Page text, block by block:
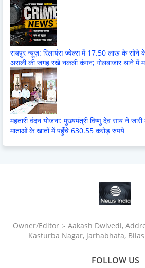
रायपुर न्यूज़: रिलायंस ज्वेल्स में 17.50 लाख के सोने के
असली की जगह रखे नकली कंगन; गोलबाजार थाने में
महतारी वंदन योजना: मुख्यमंत्री विष्णु देव साय ने
माताओं के खातों में पहुँचे 630.55 करोड़ रुपये
Owner/Editor :- Aakash Dwivedi,
Kasturba Nagar, Jarhabhata,
FOLLOW US